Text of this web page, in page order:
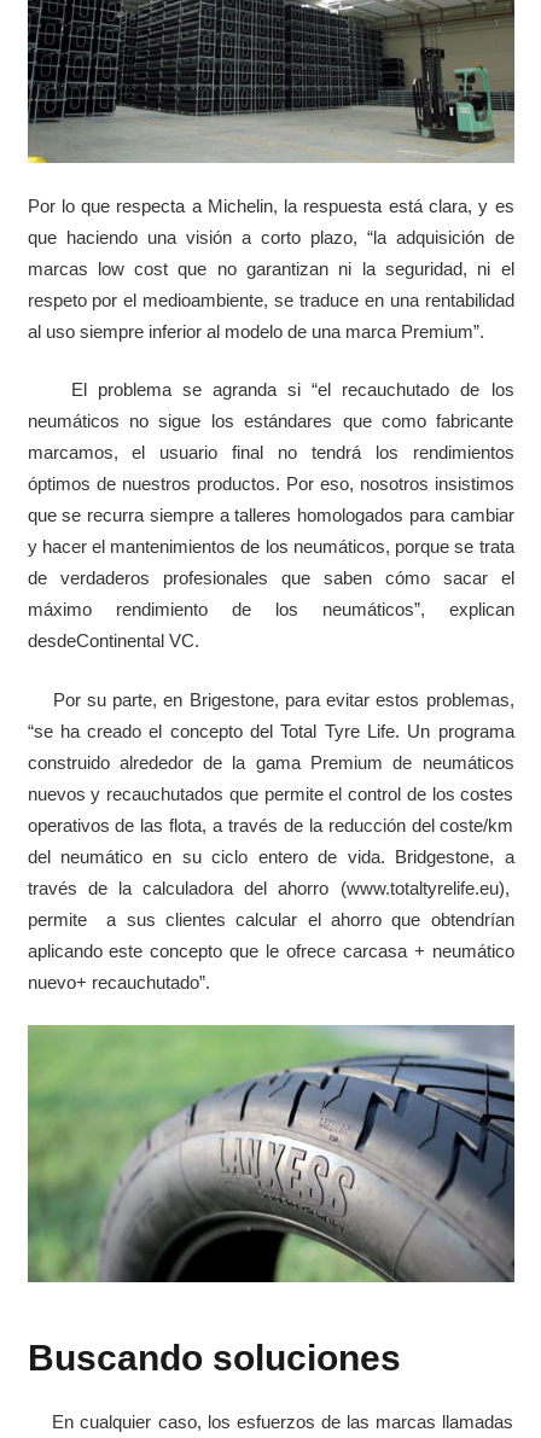
Por lo que respecta a Michelin, la respuesta está clara, y es
que haciendo una visión a corto plazo, “la adquisición de
marcas low cost que no garantizan ni la seguridad, ni el
respeto por el medioambiente, se traduce en una rentabilidad
al uso siempre inferior al modelo de una marca Premium”.
El problema se agranda si “el recauchutado de los
neumáticos no sigue los estándares que como fabricante
marcamos, el usuario final no tendrá los rendimientos
óptimos de nuestros productos. Por eso, nosotros insistimos
que se recurra siempre a talleres homologados para cambiar
y hacer el mantenimientos de los neumáticos, porque se trata
de verdaderos profesionales que saben cómo sacar el
máximo rendimiento de los neumáticos”, explican
desdeContinental VC.
Por su parte, en Brigestone, para evitar estos problemas,
“se ha creado el concepto del Total Tyre Life. Un programa
construido alrededor de la gama Premium de neumáticos
nuevos y recauchutados que permite el control de los costes
operativos de las flota, a través de la reducción del coste/km
del neumático en su ciclo entero de vida. Bridgestone, a
través de la calculadora del ahorro (www.totaltyrelife.eu),
permite a sus clientes calcular el ahorro que obtendrían
aplicando este concepto que le ofrece carcasa + neumático
nuevo+ recauchutado”.
Buscando soluciones
En cualquier caso, los esfuerzos de las marcas llamadas